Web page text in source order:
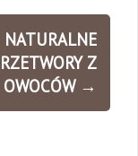
NATURALNE
Z
OWOCÓW →